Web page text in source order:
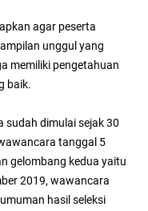
agar peserta
unggul yang
memiliki pengetahuan
baik.
sudah dimulai sejak 30
tanggal 5
gelombang kedua yaitu
2019, wawancara
hasil seleksi